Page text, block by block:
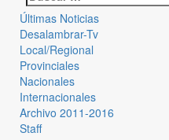
Últimas Noticias
Desalambrar-Tv
Local/Regional
Provinciales
Nacionales
Internacionales
Archivo 2011-2016
Staff